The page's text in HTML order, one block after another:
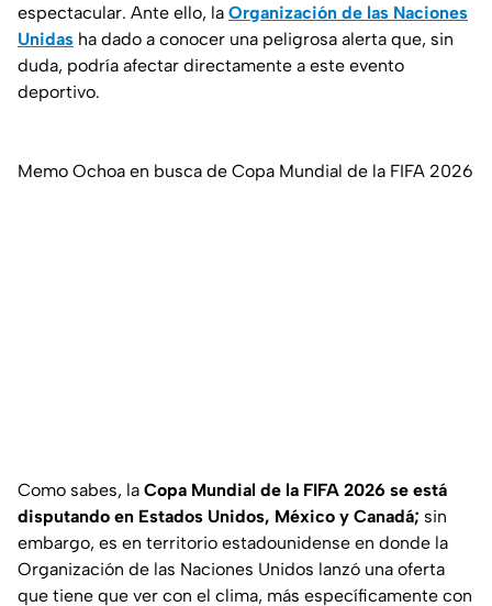
espectacular. Ante ello, la Organización de las Naciones
Unidas ha dado a conocer una peligrosa alerta que, sin
duda, podría afectar directamente a este evento
deportivo.
Memo Ochoa en busca de Copa Mundial de la FIFA 2026
Como sabes, la Copa Mundial de la FIFA 2026 se está
disputando en Estados Unidos, México y Canadá; sin
embargo, es en territorio estadounidense en donde la
Organización de las Naciones Unidos lanzó una oferta
que tiene que ver con el clima, más específicamente con